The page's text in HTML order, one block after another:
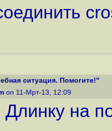
ситуация. Помогите!"
on 11-Мрт-13, 12:09
на